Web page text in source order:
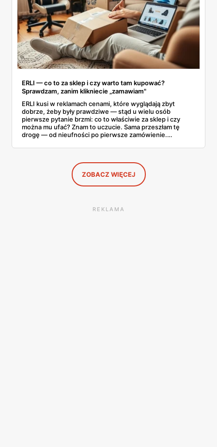
ERLI — co to za sklep i czy warto tam kupować?
Sprawdzam, zanim klikniecie „zamawiam"
ERLI kusi w reklamach cenami, które wyglądają zbyt
dobrze, żeby były prawdziwe — stąd u wielu osób
pierwsze pytanie brzmi: co to właściwie za sklep i czy
można mu ufać? Znam to uczucie. Sama przeszłam tę
drogę — od nieufności po pierwsze zamówienie.
mówią kupujący i co ciekawego jest tam teraz w promocji,
wiedzieć przed pierwszym koszykiem.
ZOBACZ WIĘCEJ
REKLAMA